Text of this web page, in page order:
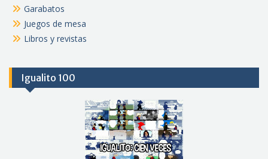
Garabatos
Juegos de mesa
Libros y revistas
Igualito 100